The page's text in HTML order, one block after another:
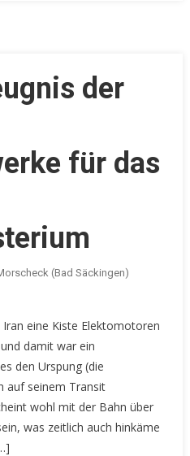
der
für das
(Bad Säckingen)
eine Kiste Elektomotoren
damit war ein
den Urspung (die
auf seinem Transit
wohl mit der Bahn über
was zeitlich auch hinkäme